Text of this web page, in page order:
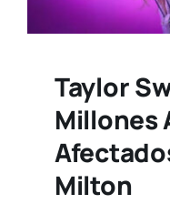
Taylor
Millones
Milton